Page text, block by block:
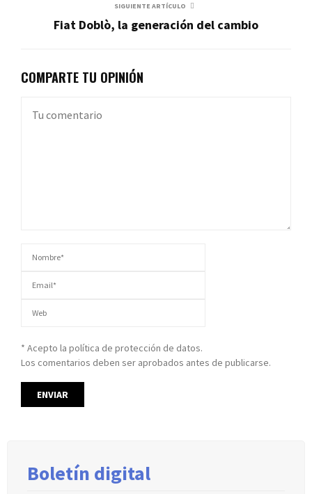
SIGUIENTE ARTÍCULO
Fiat Doblò, la generación del cambio
COMPARTE TU OPINIÓN
* Acepto la política de protección de datos.
Los comentarios deben ser aprobados antes de publicarse.
Boletín digital